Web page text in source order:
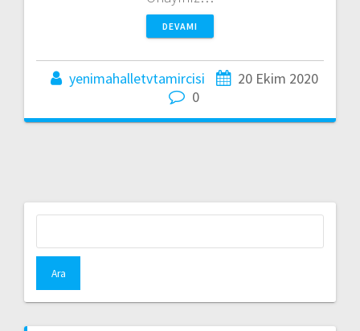
DEVAMI
yenimahalletvtamircisi
20 Ekim 2020
0